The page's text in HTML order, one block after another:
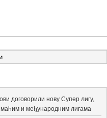
договорили нову Супер лигу,
и међународним лигама